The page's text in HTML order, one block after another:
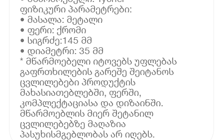
ფიზიკური პარამეტრები:
• მასალა: მეტალი
• ფერი: ქრომი
• სიგრძე:145 მმ
• დიამეტრი: 35 მმ
* მწარმოებელი იტოვებს უფლებას
გაფრთხილების გარეშე შეიტანოს
ცვლილებები პროდუქტის
მახასიათებლებში, ფერში,
კომპლექტაციასა და დიზაინში.
მწარმოებლის მიერ შეტანილ
ცვლილებებზე მაღაზია
პასუხისმგებლობას არ იღებს.